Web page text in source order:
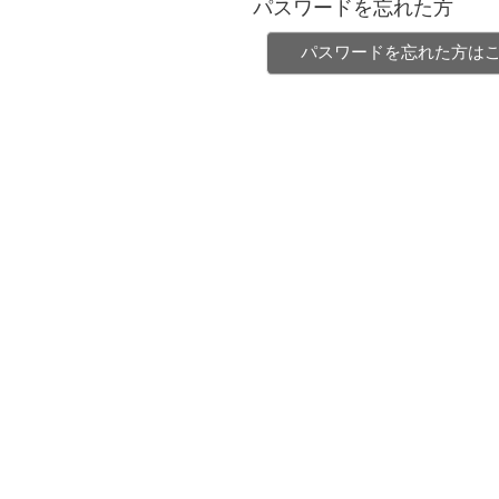
パスワードを忘れた方
パスワードを忘れた方は